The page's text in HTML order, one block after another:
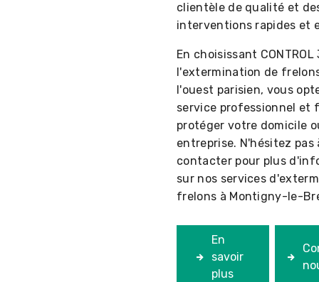
clientèle de qualité et
interventions rapides et
En choisissant CONTROL
l'extermination de
l'ouest parisien, vous
service professionnel et
protéger votre domicile
entreprise. N'hésitez pas
contacter pour plus
sur nos services
frelons à Montigny-le-
En
savoir
plus